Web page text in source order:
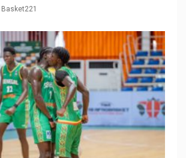
Basket221